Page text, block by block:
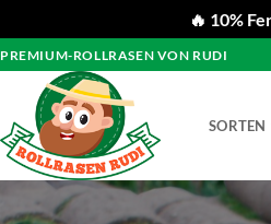
🔥 10%
PREMIUM-ROLLRASEN VON RUDI
SORTEN